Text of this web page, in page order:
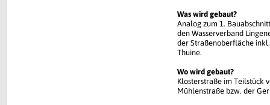
Was wird gebaut?
Analog zum 1.
den Wasserverband
der Straßenoberfläche
Thuine.
Wo wird gebaut?
Klosterstraße im Teilstück
Mühlenstraße bzw. der